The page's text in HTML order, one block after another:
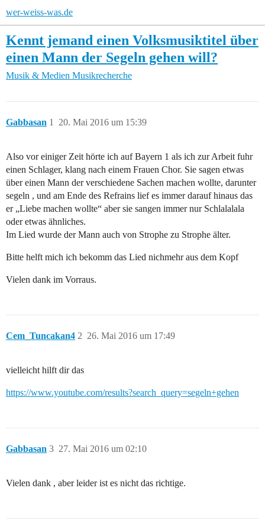
wer-weiss-was.de
Kennt jemand einen Volksmusiktitel über
einen Mann der Segeln gehen will?
Musik & Medien Musikrecherche
Gabbasan 20. Mai 2016 um 15:39
1
Also vor einiger Zeit hörte ich auf Bayern 1 als ich zur Arbeit fuhr
einen Schlager, klang nach einem Frauen Chor. Sie sagen etwas
über einen Mann der verschiedene Sachen machen wollte, darunter
segeln , und am Ende des Refrains lief es immer darauf hinaus das
er „Liebe machen wollte“ aber sie sangen immer nur Schlalalala
oder etwas ähnliches.
Im Lied wurde der Mann auch von Strophe zu Strophe älter.
Bitte helft mich ich bekomm das Lied nichmehr aus dem Kopf
Vielen dank im Vorraus.
Cem_Tuncakan4 26. Mai 2016 um 17:49
2
vielleicht hilft dir das
https://www.youtube.com/results?search_query=segeln+gehen
Gabbasan 27. Mai 2016 um 02:10
3
Vielen dank , aber leider ist es nicht das richtige.